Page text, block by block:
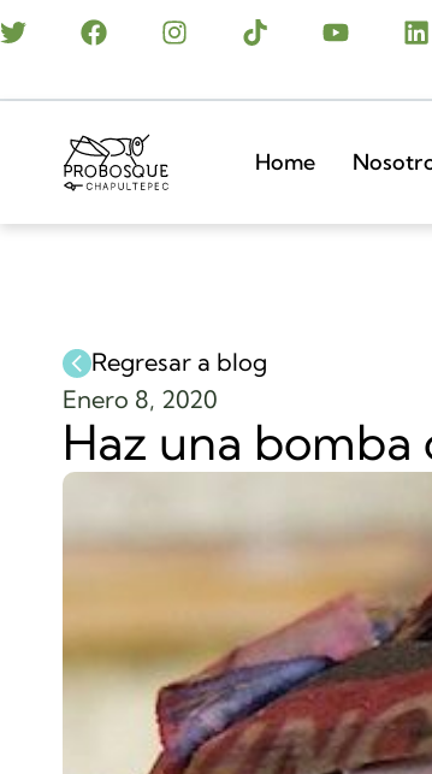
Home
Regresar a blog
Enero 8, 2020
Haz una bomba